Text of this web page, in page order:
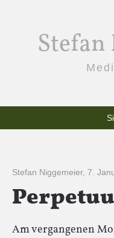
Stefan Niggemeier, 7.
Am vergangenen